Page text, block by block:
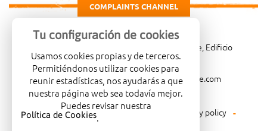
COMPLAINTS CHANNEL
Carretera de Madrid Km. 4, 03007 Alicante, Edificio
Administrativo, planta 3ª
966081001
merca@mercalicante.com
Legal warning Cookies policy
Privacy policy
Environmental policy
Tu configuración de cookies
Usamos cookies propias y de terceros.
Permitiéndonos utilizar cookies para
reunir estadísticas, nos ayudarás a que
nuestra página web sea todavía mejor.
Puedes revisar nuestra
Política de Cookies.